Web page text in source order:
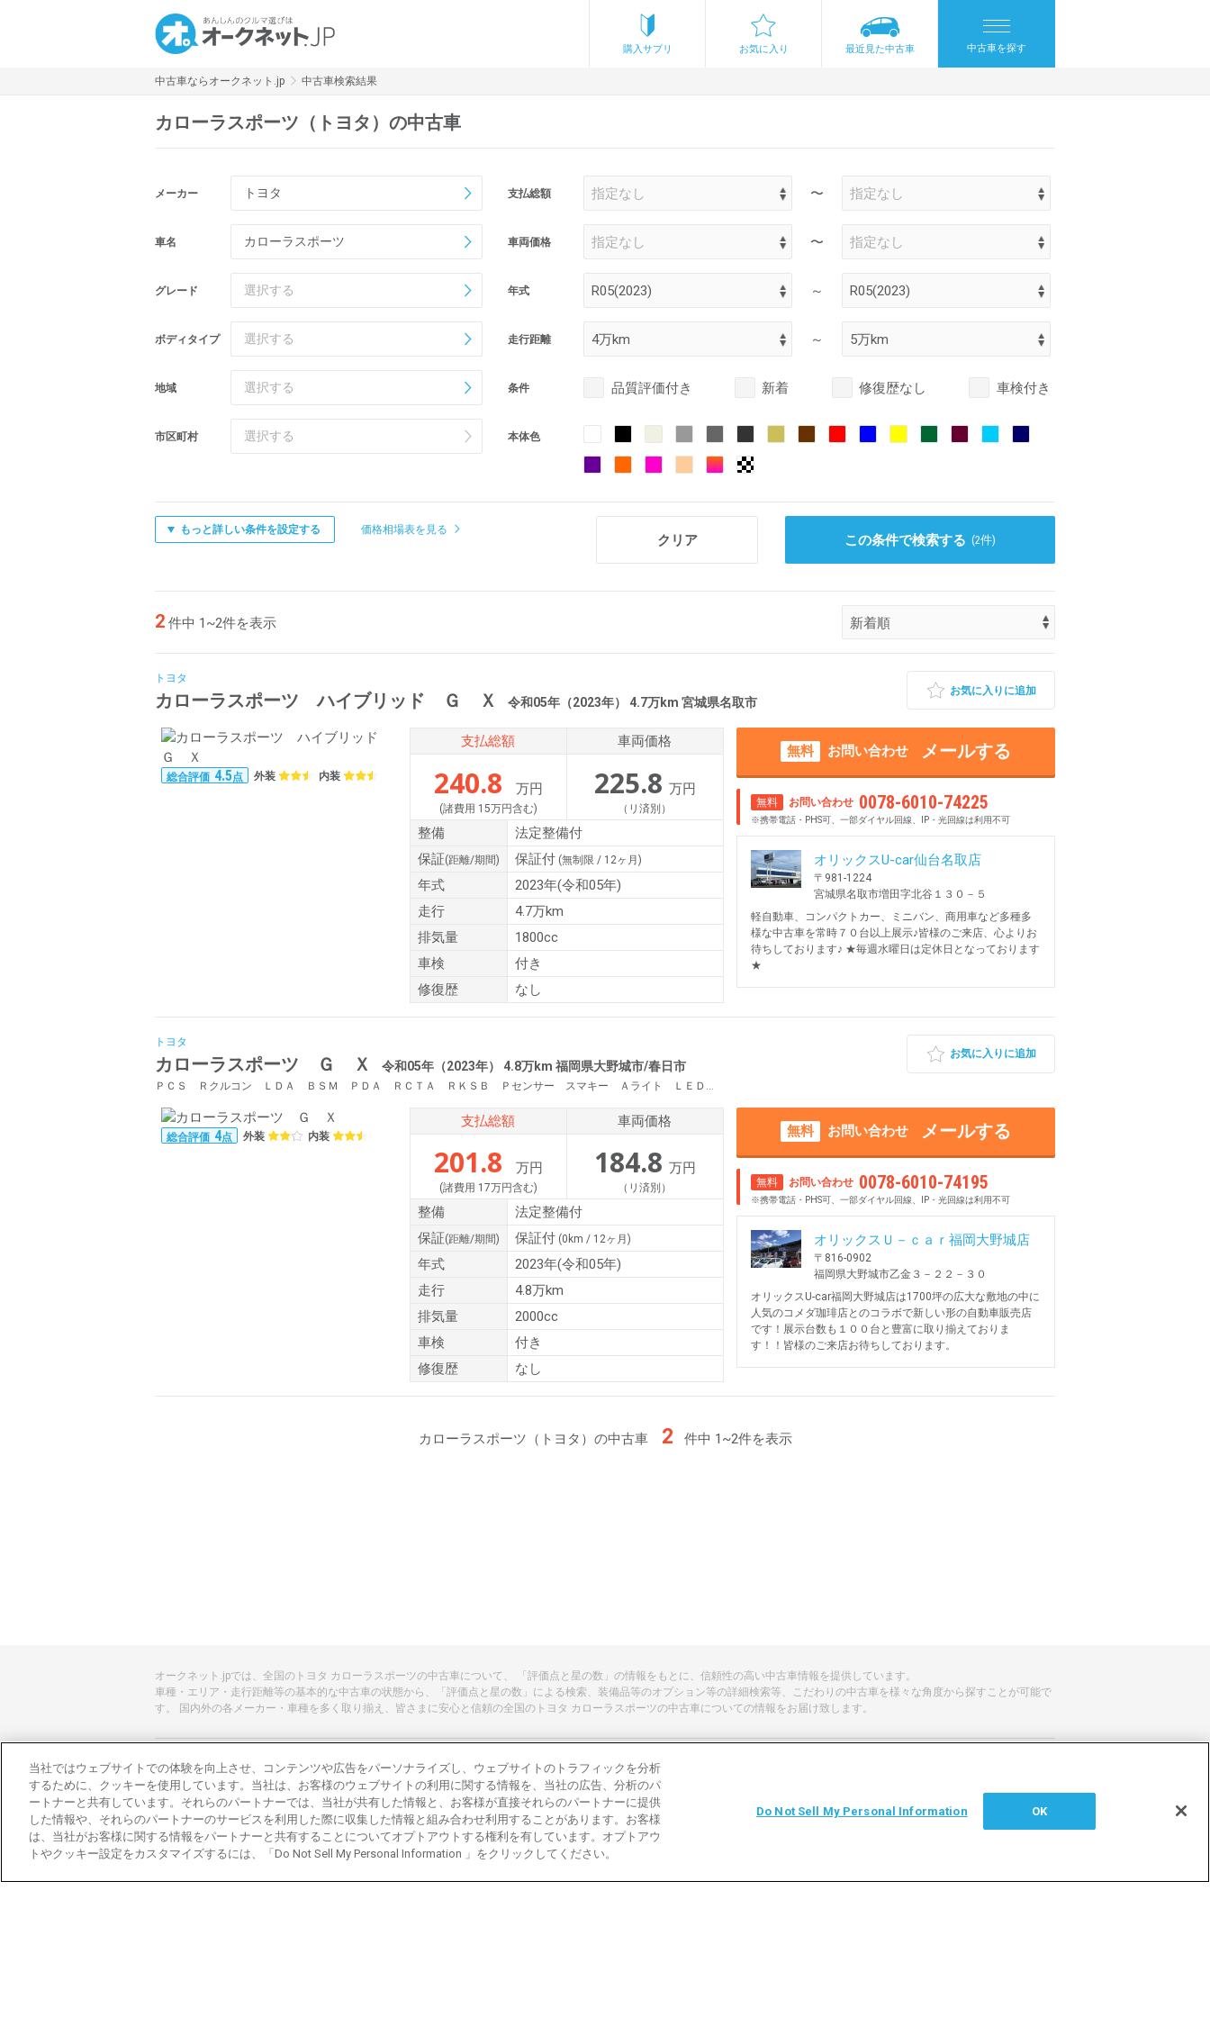
購入サプリ お気に入り 最近見た中古車 中古車を探す
中古車ならオークネット.jp 中古車検索結果
カローラスポーツ（トヨタ）の中古車
メーカー トヨタ
車名
グレード 選択する
ボディタイプ 選択する
地域 選択する
市区町村 選択する
支払総額 〜
車両価格 〜
年式 ～
走行距離 ～
条件 品質評価付き 新着 修復歴なし 車検付き
本体色
もっと詳しい条件を設定する 価格相場表を見る
この条件で検索する (2件)
2 件中 1~2件を表示
トヨタ
カローラスポーツ ハイブリッド Ｇ Ｘ 令和05年（2023年） 4.7万km 宮城県名取市
お気に入りに追加
総合評価 4.5点 外装 内装
支払総額
240.8 万円
(諸費用 15万円含む)
車両価格
225.8 万円
（リ済別）
整備
法定整備付
保証(距離/期間) 保証付(無制限 / 12ヶ月)
年式
2023年(令和05年)
走行
4.7万km
排気量
1800cc
車検
付き
修復歴
なし
無料 お問い合わせ メールする
無料 お問い合わせ 0078-6010-74225
※携帯電話・PHS可、一部ダイヤル回線、IP・光回線は利用不可
オリックスU-car仙台名取店
〒981-1224
宮城県名取市増田字北谷１３０－５
軽自動車、コンパクトカー、ミニバン、商用車など多種多
様な中古車を常時７０台以上展示♪皆様のご来店、心よりお
待ちしております♪ ★毎週水曜日は定休日となっております
★
トヨタ
カローラスポーツ Ｇ Ｘ 令和05年（2023年） 4.8万km 福岡県大野城市/春日市
お気に入りに追加
総合評価 4点 外装 内装
支払総額
201.8 万円
(諸費用 17万円含む)
車両価格
184.8 万円
（リ済別）
整備
法定整備付
保証(距離/期間) 保証付(0km / 12ヶ月)
年式
2023年(令和05年)
走行
4.8万km
排気量
2000cc
車検
付き
修復歴
なし
無料 お問い合わせ メールする
無料 お問い合わせ 0078-6010-74195
※携帯電話・PHS可、一部ダイヤル回線、IP・光回線は利用不可
オリックスＵ－ｃａｒ福岡大野城店
〒816-0902
福岡県大野城市乙金３－２２－３０
オリックスU-car福岡大野城店は1700坪の広大な敷地の中に
人気のコメダ珈琲店とのコラボで新しい形の自動車販売店
です！展示台数も１００台と豊富に取り揃えておりま
す！！皆様のご来店お待ちしております。
カローラスポーツ（トヨタ）の中古車 2 件中 1~2件を表示
オークネット.jpでは、全国のトヨタ カローラスポーツの中古車について、 「評価点と星の数」の情報をもとに、信頼性の高い中古車情報を提供しています。
車種・エリア・走行距離等の基本的な中古車の状態から、「評価点と星の数」による検索、装備品等のオプション等の詳細検索等、こだわりの中古車を様々な角度から探すことが可能で
す。 国内外の各メーカー・車種を多く取り揃え、皆さまに安心と信頼の全国のトヨタ カローラスポーツの中古車についての情報をお届け致します。
あんしんのクルマ選びはオークネット.jp
オークネット.jpとは？ よくある質問 中古車用語説明
会社概要 利用規約 プライバシーポリシー 利用者情報の外部送信について
当社ではウェブサイトでの体験を向上させ、コンテンツや広告をパーソナライズし、ウェブサイトのトラフィックを分析
するために、クッキーを使用しています。当社は、お客様のウェブサイトの利用に関する情報を、当社の広告、分析のパ
ートナーと共有しています。それらのパートナーでは、当社が共有した情報と、お客様が直接それらのパートナーに提供
した情報や、それらのパートナーのサービスを利用した際に収集した情報と組み合わせ利用することがあります。お客様
は、当社がお客様に関する情報をパートナーと共有することについてオプトアウトする権利を有しています。オプトアウ
トやクッキー設定をカスタマイズするには、「Do Not Sell My Personal Information 」をクリックしてください。
Do Not Sell My Personal Information OK